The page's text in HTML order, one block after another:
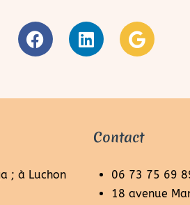
; à Luchon
Contact
06 73 75 69
18 avenue